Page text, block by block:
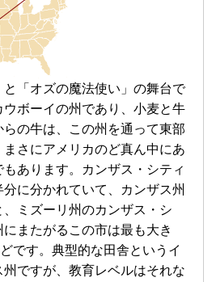
と「オズの魔法使い」の舞台で
ボーイの州であり、小麦と牛
の牛は、この州を通って東部
さにアメリカのど真ん中にあ
あります。カンザス・シティ
に分かれていて、カンザス州
ミズーリ州のカンザス・シ
またがるこの市は最も大き
です。典型的な田舎というイ
州ですが、教育レベルはそれな